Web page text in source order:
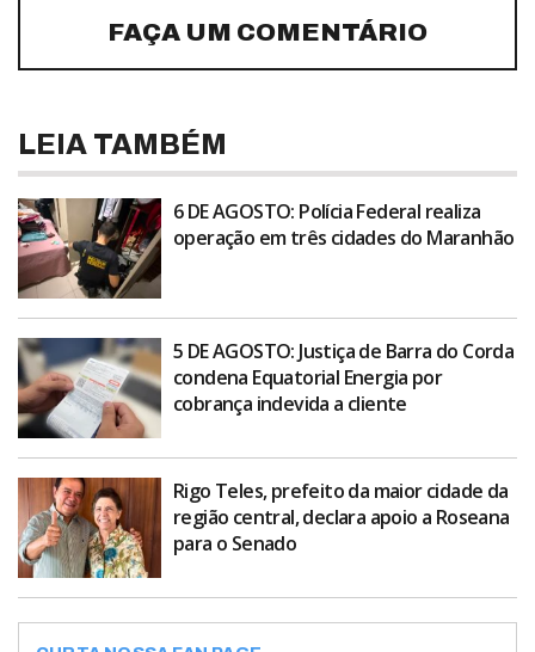
FAÇA UM COMENTÁRIO
LEIA TAMBÉM
6 DE AGOSTO: Polícia Federal realiza
operação em três cidades do Maranhão
5 DE AGOSTO: Justiça de Barra do Corda
condena Equatorial Energia por
cobrança indevida a cliente
Rigo Teles, prefeito da maior cidade da
região central, declara apoio a Roseana
para o Senado